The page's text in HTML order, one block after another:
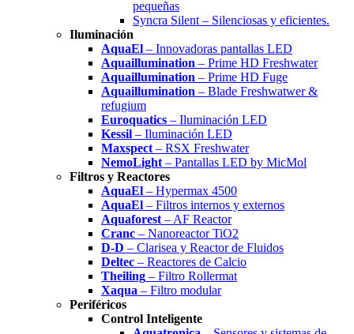
pequeñas
Syncra Silent – Silenciosas y eficientes.
Iluminación
AquaEl – Innovadoras pantallas LED
Aquaillumination – Prime HD Freshwater
Aquaillumination – Prime HD Fuge
Aquaillumination – Blade Freshwatwer &
refugium
Euroquatics – Iluminación LED
Kessil – Iluminación LED
Maxspect – RSX Freshwater
NemoLight – Pantallas LED by MicMol
Filtros y Reactores
AquaEl – Hypermax 4500
AquaEl – Filtros internos y externos
Aquaforest – AF Reactor
Cranc – Nanoreactor TiO2
D-D – Clarisea y Reactor de Fluidos
Deltec – Reactores de Calcio
Theiling – Filtro Rollermat
Xaqua – Filtro modular
Periféricos
Control Inteligente